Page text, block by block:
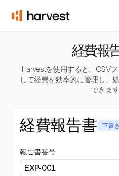
経費報
Harvestを使用すると、CSV
して経費を効率的に管理し、
できます
経費報告書 下書き
報告書番号